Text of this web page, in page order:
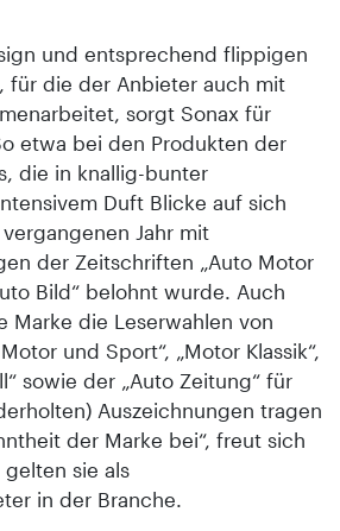
und entsprechend flippigen
für die der Anbieter auch mit
sorgt Sonax für
etwa bei den Produkten der
die in knallig-bunter
Duft Blicke auf sich
Jahr mit
der Zeitschriften „Auto Motor
Bild“ belohnt wurde. Auch
Marke die Leserwahlen von
Motor und Sport“, „Motor Klassik“,
sowie der „Auto Zeitung“ für
Auszeichnungen tragen
der Marke bei“, freut sich
sie als
in der Branche.